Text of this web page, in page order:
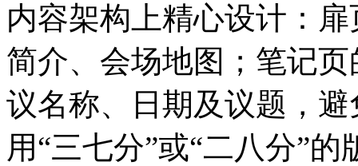
内容架构上精心设计：
简介、会场地图；笔记
议名称、日期及议题，
用“三七分”或“二八分”